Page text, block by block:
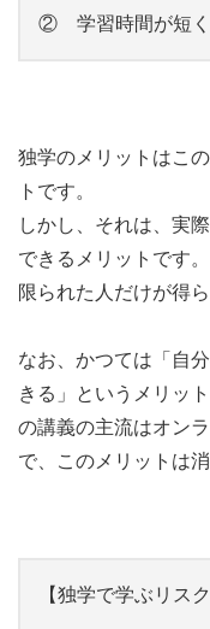
② 学習時間が短く
独学のメリットはこ
トです。
しかし、それは、実
できるメリットです。
限られた人だけが得
なお、かつては「自
きる」というメリッ
の講義の主流はオン
で、このメリットは消
【独学で学ぶリスク